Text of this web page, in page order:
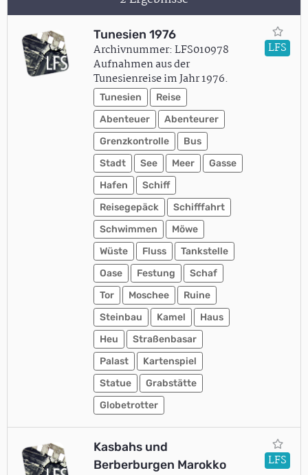
Tunesien 1976
Archivnummer: LFS010978
Aufnahmen aus der
Tunesienreise im Jahr 1976.
Tunesien
Reise
Abenteuer
Abenteurer
Grenzkontrolle
Bus
Stadt
See Meer
Gasse
Hafen
Schiff
Reisegepäck
Schifffahrt
Schwimmen
Möwe
Wüste
Fluss
Tankstelle
Oase
Festung
Schaf
Tor
Moschee
Ruine
Steinbau
Kamel
Haus
Heu
Straßenbasar
Palast
Kartenspiel
Statue
Grabstätte
Globetrotter
LFS
Kasbahs und
Berberburgen Marokko
LFS